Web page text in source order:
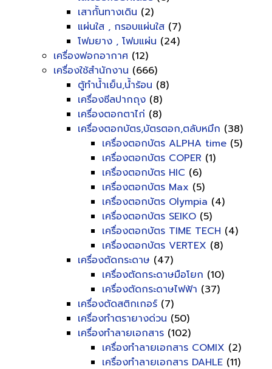
เสากั้นทางเดิน (2)
แผ่นใส , กรอบแผ่นใส (7)
โฟมยาง , โฟมแผ่น (24)
เครื่องฟอกอากาศ (12)
เครื่องใช้สำนักงาน (666)
ตู้ทำน้ำเย็น,น้ำร้อน (8)
เครื่องซีลปากถุง (8)
เครื่องตอกตาไก่ (8)
เครื่องตอกบัตร,บัตรตอก,ตลับหมึก (38)
เครื่องตอกบัตร ALPHA time (5)
เครื่องตอกบัตร COPER (1)
เครื่องตอกบัตร HIC (6)
เครื่องตอกบัตร Max (5)
เครื่องตอกบัตร Olympia (4)
เครื่องตอกบัตร SEIKO (5)
เครื่องตอกบัตร TIME TECH (4)
เครื่องตอกบัตร VERTEX (8)
เครื่องตัดกระดาษ (47)
เครื่องตัดกระดาษมือโยก (10)
เครื่องตัดกระดาษไฟฟ้า (37)
เครื่องตัดสติกเกอร์ (7)
เครื่องทำตรายางด่วน (50)
เครื่องทำลายเอกสาร (102)
เครื่องทำลายเอกสาร COMIX (2)
เครื่องทำลายเอกสาร DAHLE (11)